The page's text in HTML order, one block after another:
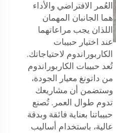
العُمر الافتراضي والأداء
هما الجانبان المهمان
اللذان يجب مراعاتهما
عند اختيار حبيبات
الكاربوراندوم لاحتياجاتك.
تُعد حبيبات الكاربوراندوم
من داتونغ معيار الجودة،
وستضمن أن مشاريعك
تدوم طوال العمر. تُصنع
حبيباتنا بعناية فائقة وبدقة
عالية، باستخدام أساليب